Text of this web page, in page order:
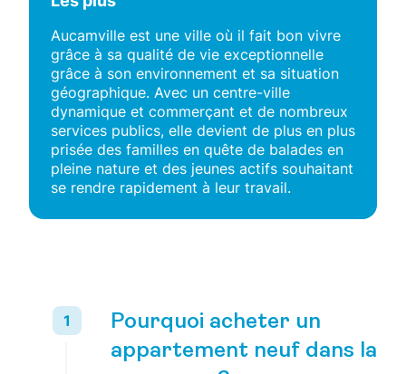
Aucamville est une ville où il fait bon vivre
grâce à sa qualité de vie exceptionnelle
grâce à son environnement et sa situation
géographique. Avec un centre-ville
dynamique et commerçant et de nombreux
services publics, elle devient de plus en plus
prisée des familles en quête de balades en
pleine nature et des jeunes actifs souhaitant
se rendre rapidement à leur travail.
Pourquoi acheter un
appartement neuf dans la